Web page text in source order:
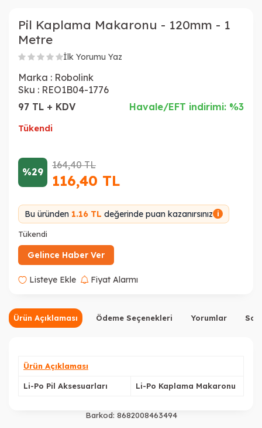
Pil Kaplama Makaronu - 120mm - 1
Metre
İlk Yorumu Yaz
Marka : Robolink
Sku : REO1B04-1776
97 TL + KDV
Havale/EFT indirimi: %3
Tükendi
%29
164,40TL
116,40 TL
Bu üründen 1.16 TL değerinde puan kazanırsınız i
Tükendi
Gelince Haber Ver
Listeye Ekle Fiyat Alarmı
Ürün Açıklaması Ödeme Seçenekleri Yorumlar
Ürün Açıklaması
Li-Po Pil Aksesuarları Li-Po Kaplama Makaronu
Barkod: 8682008463494